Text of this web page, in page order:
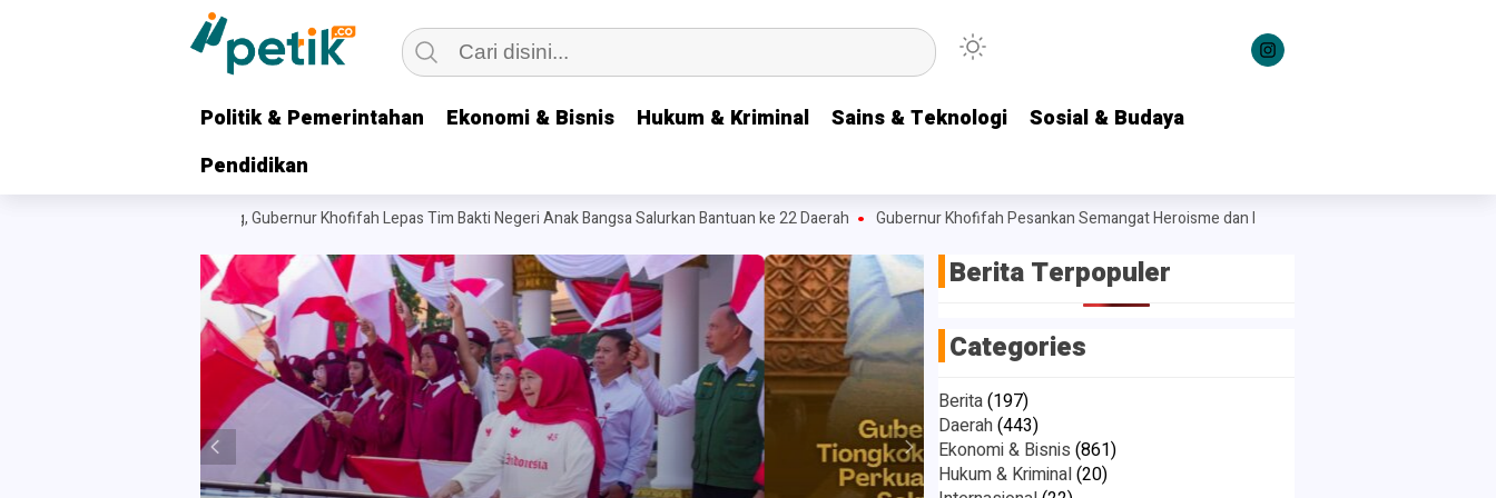
Politik & Pemerintahan Ekonomi & Bisnis Hukum & Kriminal Sains & Teknologi
Sosial & Budaya
Pendidikan
Politik & Pemerintahan Ekonomi & Bisnis Hukum & Kriminal Sains & Teknologi
Sosial & Budaya
Pendidikan
untuk Keluarga Pejuang, Gubernur Khofifah Lepas Tim Bakti Negeri Anak Bangsa Salurkan Bantuan ke 22 Daerah Gubernur Khofifah Pesankan Semangat Heroisme dan Nasionalisme kepada 1.537 Kontingen
Berita Terpopuler
Categories
Berita(197)
Daerah(443)
Ekonomi & Bisnis (861)
Hukum & Kriminal(20)